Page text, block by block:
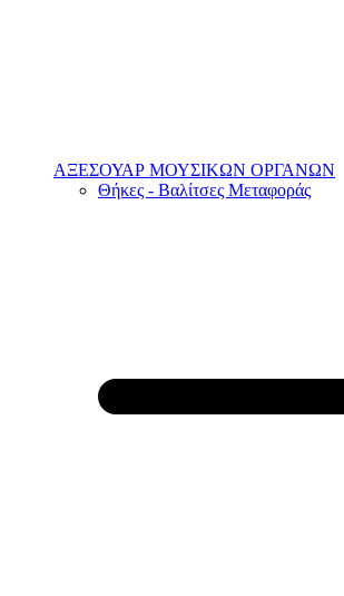
ΑΞΕΣΟΥΑΡ ΜΟΥΣΙΚΩΝ ΟΡΓΑΝΩΝ
Θήκες - Βαλίτσες Μεταφοράς